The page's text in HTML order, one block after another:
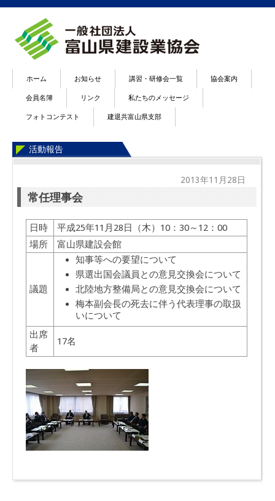
ホーム お知らせ 講習・研修会一覧 協会案内
会員名簿 リンク 私たちのメッセージ
フォトコンテスト 建退共富山県支部
活動報告
2013年11月28日
常任理事会
日時
平成25年11月28日（木）10：30～12：00
場所
富山県建設会館
議題
知事等への要望について
県選出国会議員との意見交換会について
北陸地方整備局との意見交換会について
梅本副会長の死去に伴う代表理事の取扱
いについて
出席
者
17名